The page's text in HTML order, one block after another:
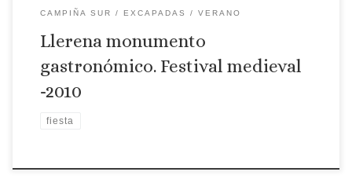
CAMPIÑA SUR EXCAPADAS VERANO
Llerena monumento
gastronómico. Festival medieval
-2010
fiesta